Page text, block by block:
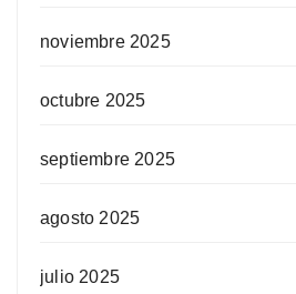
noviembre 2025
octubre 2025
septiembre 2025
agosto 2025
julio 2025